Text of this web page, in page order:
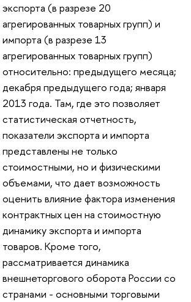
экспорта (в разрезе 20
агрегированных товарных групп) и
импорта (в разрезе 13
агрегированных товарных групп)
относительно: предыдущего месяца;
декабря предыдущего года; января
2013 года. Там, где это позволяет
статистическая отчетность,
показатели экспорта и импорта
представлены не только
стоимостными, но и физическими
объемами, что дает возможность
оценить влияние фактора изменения
контрактных цен на стоимостную
динамику экспорта и импорта
товаров. Кроме того,
рассматривается динамика
внешнеторгового оборота России со
странами - основными торговыми